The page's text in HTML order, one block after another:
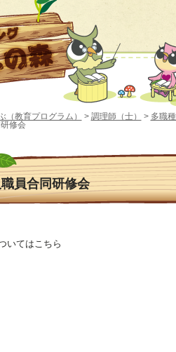
（教育プログラム） > 調理師（士） > 多職
修会
員合同研修会
いてはこちら